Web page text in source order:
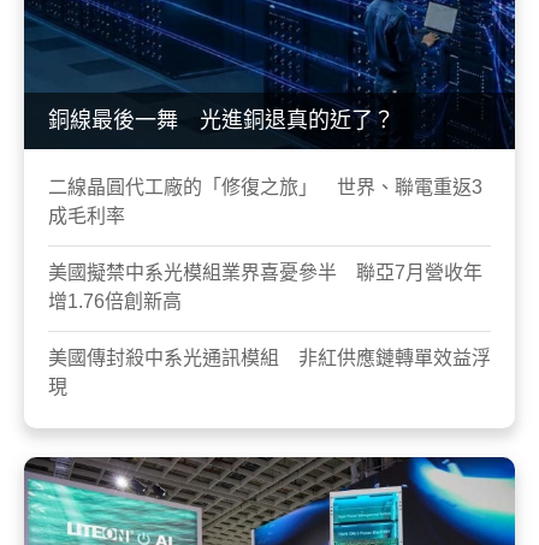
銅線最後一舞 光進銅退真的近了？
二線晶圓代工廠的「修復之旅」 世界、聯電重返3
成毛利率
美國擬禁中系光模組業界喜憂參半 聯亞7月營收年
增1.76倍創新高
美國傳封殺中系光通訊模組 非紅供應鏈轉單效益浮
現